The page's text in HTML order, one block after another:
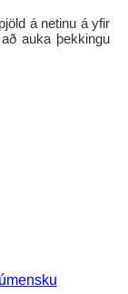
á netinu á yfir
auka þekkingu